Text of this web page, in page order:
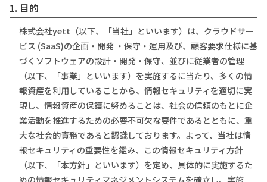
1. ⽬的
株式会社yett（以下、「当社」といいます）は、クラウドサー
ビス (SaaS)の企画・開発 ・保守・運用及び、顧客要求仕様に基
づくソフトウェアの設計・開発・保守、並びに従業者の管理
（以下、「事業」といいます）を実施するに当たり、多くの情
報資産を利⽤していることから、情報セキュリティを適切に実
現し、情報資産の保護に努めることは、社会の信頼のもとに企
業活動を推進するための必要不可⽋な要件であるとともに、重
⼤な社会的責務であると認識しております。よって、当社は情
報セキュリティの重要性を鑑み、この情報セキュリティ⽅針
（以下、「本⽅針」といいます）を定め、具体的に実施するた